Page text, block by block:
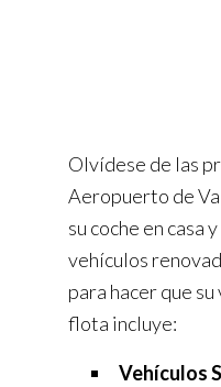
Olvídese de las
Aeropuerto de
su coche en casa
vehículos
para hacer que
flota incluye:
Vehículos